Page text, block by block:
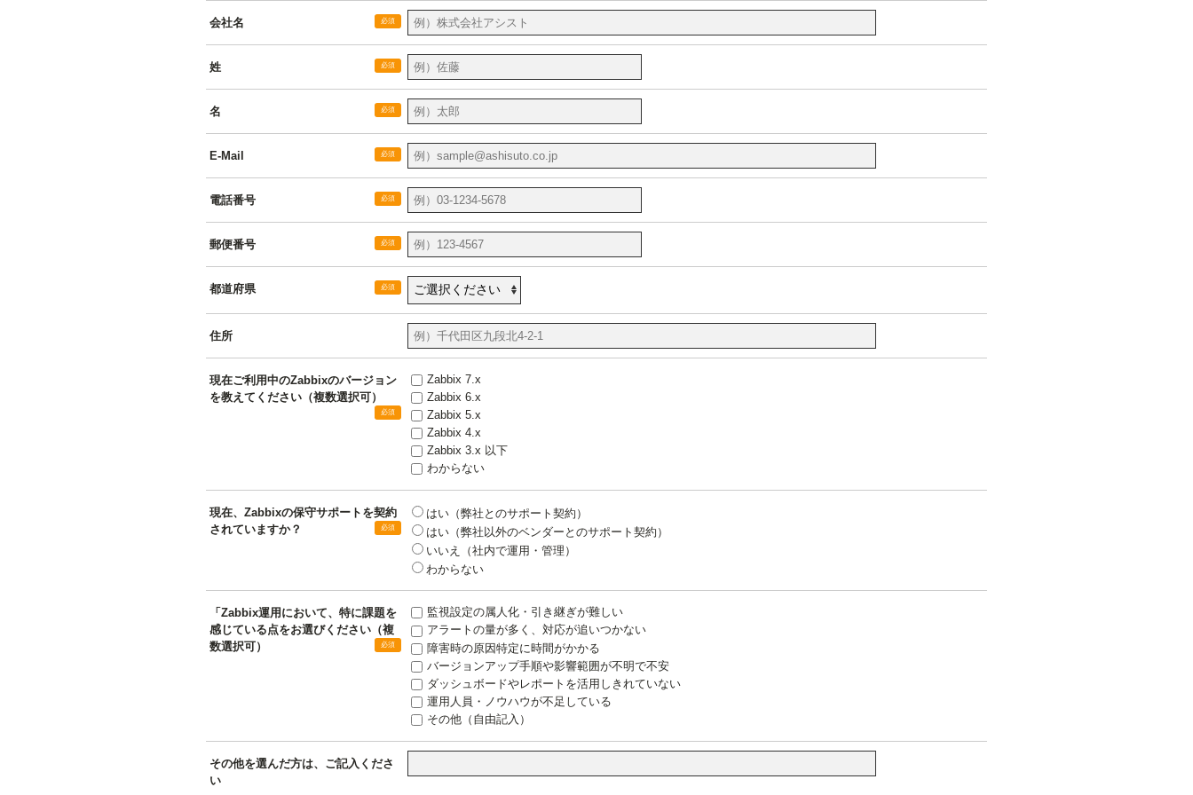
会社名
姓
名
E-Mail
電話番号
郵便番号
都道府県
住所
現在ご利用中のZabbixのバージョン
を教えてください（複数選択可）
Zabbix 7.x
Zabbix 6.x
Zabbix 5.x
Zabbix 4.x
Zabbix 3.x 以下
わからない
現在、Zabbixの保守サポートを契約
されていますか？
はい（弊社とのサポート契約）
はい（弊社以外のベンダーとのサポート契約）
いいえ（社内で運用・管理）
わからない
「Zabbix運用において、特に課題を
感じている点をお選びください（複
数選択可）
監視設定の属人化・引き継ぎが難しい
アラートの量が多く、対応が追いつかない
障害時の原因特定に時間がかかる
バージョンアップ手順や影響範囲が不明で不安
ダッシュボードやレポートを活用しきれていない
運用人員・ノウハウが不足している
その他（自由記入）
その他を選んだ方は、ご記入くださ
い